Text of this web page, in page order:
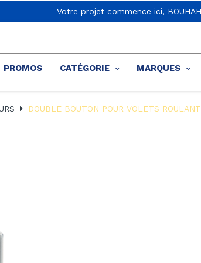
Votre projet commence ici,
PROMOS CATÉGORIE MARQUES
DOUBLE BOUTON POUR VOLETS